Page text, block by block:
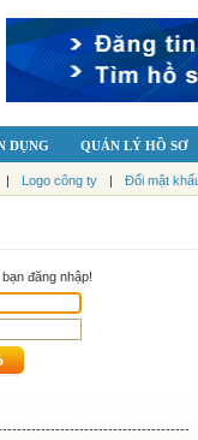
DỤNG QUẢN LÝ HỒ SƠ
| Logo công ty | Đổi mật
đăng nhập!